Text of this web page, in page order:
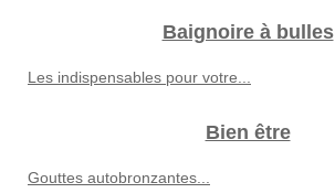
Baignoire à bulles
Les indispensables pour votre...
Bien être
Gouttes autobronzantes...